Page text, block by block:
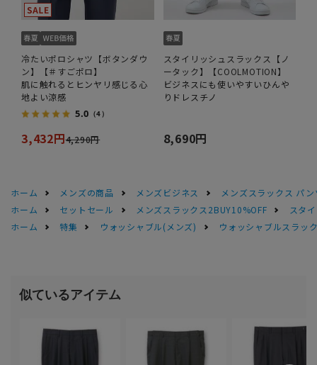
冷たいポロシャツ【ボタンダウ
ン】【＃すごポロ】
肌に触れるとヒンヤリ感じる心
地よい涼感
5.0 （4）
3,432円4,290円
スタイリッシュスラックス【ノ
ータック】【COOLMOTION】
ビジネスにも使いやすいひんや
りドレスチノ
8,690円
ホーム メンズの商品 メンズビジネス
メンズスラックス パン
ホーム
セットセール メンズスラックス2BUY10%OFF
スタ
ホーム
特集 ウォッシャブル(メンズ) ウォッシャブルスラッ